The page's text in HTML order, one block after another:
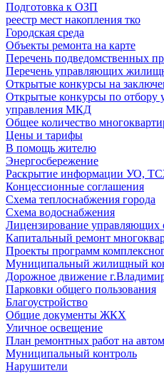
Подготовка к ОЗП
реестр мест накопления тко
Городская среда
Объекты ремонта на карте
Перечень подведомственных
Перечень управляющих
Открытые конкурсы на
Открытые конкурсы по отбору
управления МКД
Общее количество
Цены и тарифы
В помощь жителю
Энергосбережение
Раскрытие информации УО,
Концессионные соглашения
Схема теплоснабжения города
Схема водоснабжения
Лицензирование управляющих
Капитальный ремонт
Проекты программ
Муниципальный жилищный
Дорожное движение
Парковки общего пользования
Благоустройство
Общие документы ЖКХ
Уличное освещение
План ремонтных работ на
Муниципальный контроль
Нарушители